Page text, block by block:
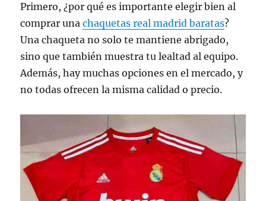
Primero, ¿por qué es importante elegir bien al
comprar unachaquetas real madrid baratas?
Una chaqueta no solo te mantiene abrigado,
sino que también muestra tu lealtad al equipo.
Además, hay muchas opciones en el mercado, y
no todas ofrecen la misma calidad o precio.